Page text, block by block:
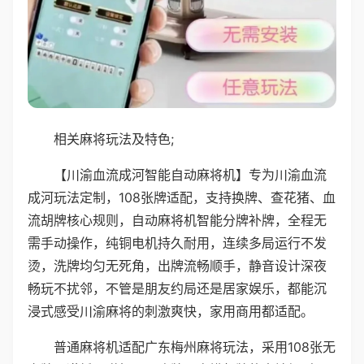
相关麻将玩法及特色;
【川渝血流成河智能自动麻将机】专为川渝血流
成河玩法定制，108张牌适配，支持换牌、查花猪、血
流胡牌核心规则，自动麻将机智能分牌补牌，全程无
需手动操作，纯铜电机持久耐用，连续多局运行不发
烫，洗牌均匀无死角，出牌流畅顺手，静音设计深夜
畅玩不扰邻，不管是朋友约局还是居家娱乐，都能沉
浸式感受川渝麻将的刺激爽快，家用商用都适配。
普通麻将机适配广东梅州麻将玩法，采用108张无